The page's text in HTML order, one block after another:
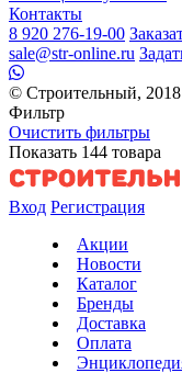
Контакты
8 920 276-19-00
sale@str-online.ru
© Строительный,
Фильтр
Очистить фильтры
Показать 144 товара
Вход Регистрация
Акции
Новости
Каталог
Бренды
Доставка
Оплата